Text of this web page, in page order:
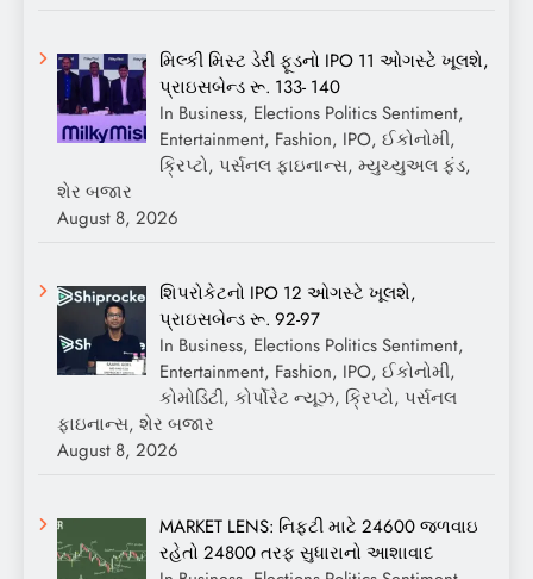
મિલ્કી મિસ્ટ ડેરી ફૂડનો IPO 11 ઓગસ્ટે ખૂલશે,
પ્રાઇસબેન્ડ રૂ. 133- 140
In Business, Elections Politics Sentiment,
Entertainment, Fashion, IPO, ઈકોનોમી,
ક્રિપ્ટો, પર્સનલ ફાઇનાન્સ, મ્યુચ્યુઅલ ફંડ,
શેર બજાર
August 8, 2026
શિપરોકેટનો IPO 12 ઓગસ્ટે ખૂલશે,
પ્રાઇસબેન્ડ રૂ. 92-97
In Business, Elections Politics Sentiment,
Entertainment, Fashion, IPO, ઈકોનોમી,
કોમોડિટી, કોર્પોરેટ ન્યૂઝ, ક્રિપ્ટો, પર્સનલ
ફાઇનાન્સ, શેર બજાર
August 8, 2026
MARKET LENS: નિફ્ટી માટે 24600 જળવાઇ
રહેતો 24800 તરફ સુધારાનો આશાવાદ